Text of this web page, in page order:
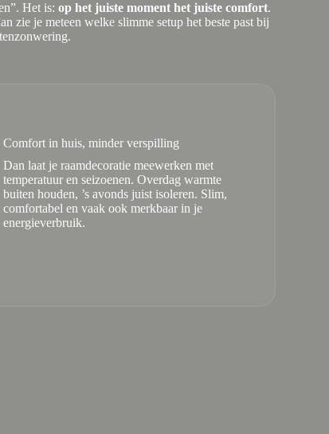
Het is: op het juiste moment het juiste comfort.
je meteen welke slimme setup het beste past bij
Comfort in huis, minder verspilling
Dan laat je raamdecoratie meewerken met
temperatuur en seizoenen. Overdag warmte
buiten houden, ’s avonds juist isoleren. Slim,
comfortabel en vaak ook merkbaar in je
energieverbruik.